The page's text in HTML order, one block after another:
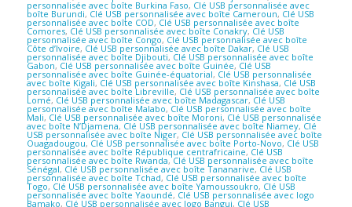
personnalisée avec boîte Burkina Faso, Clé USB personnalisée avec
boîte Burundi, Clé USB personnalisée avec boîte Cameroun, Clé USB
personnalisée avec boîte COD, Clé USB personnalisée avec boîte
Comores, Clé USB personnalisée avec boîte Conakry, Clé USB
personnalisée avec boîte Congo, Clé USB personnalisée avec boîte
Côte d’Ivoire, Clé USB personnalisée avec boîte Dakar, Clé USB
personnalisée avec boîte Djibouti, Clé USB personnalisée avec boîte
Gabon, Clé USB personnalisée avec boîte Guinée, Clé USB
personnalisée avec boîte Guinée-équatorial, Clé USB personnalisée
avec boîte Kigali, Clé USB personnalisée avec boîte Kinshasa, Clé USB
personnalisée avec boîte Libreville, Clé USB personnalisée avec boîte
Lomé, Clé USB personnalisée avec boîte Madagascar, Clé USB
personnalisée avec boîte Malabo, Clé USB personnalisée avec boîte
Mali, Clé USB personnalisée avec boîte Moroni, Clé USB personnalisée
avec boîte N’Djamena, Clé USB personnalisée avec boîte Niamey, Clé
USB personnalisée avec boîte Niger, Clé USB personnalisée avec boîte
Ouagadougou, Clé USB personnalisée avec boîte Porto-Novo, Clé USB
personnalisée avec boîte République centrafricaine, Clé USB
personnalisée avec boîte Rwanda,Clé USB personnalisée avec boîte
Sénégal, Clé USB personnalisée avec boîte Tananarive, Clé USB
personnalisée avec boîte Tchad, Clé USB personnalisée avec boîte
Togo, Clé USB personnalisée avec boîte Yamoussoukro, Clé USB
personnalisée avec boîte Yaoundé, Clé USB personnalisée avec logo
Bamako, Clé USB personnalisée avec logo Bangui, Clé USB